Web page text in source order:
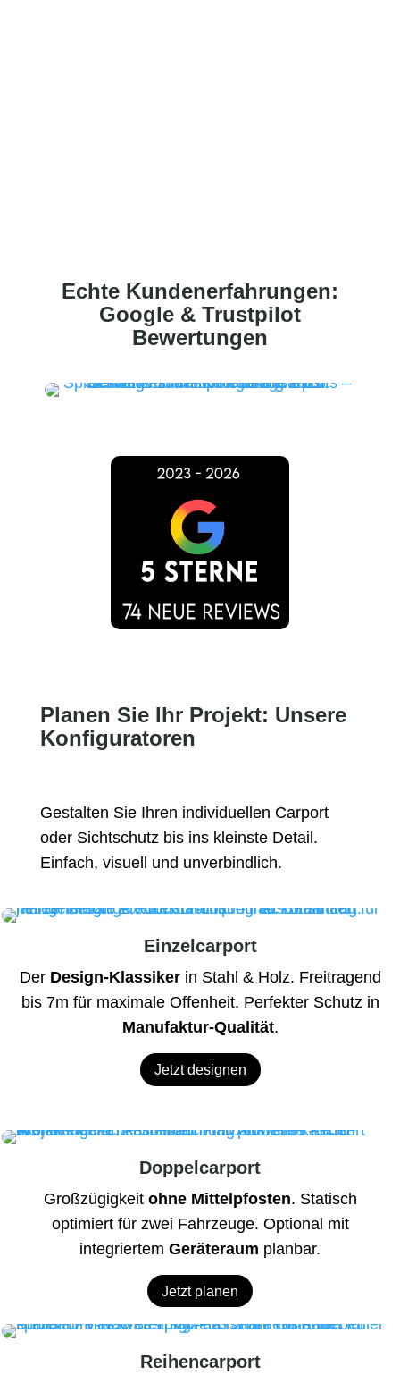
Echte Kundenerfahrungen:
Google & Trustpilot
Bewertungen
Planen Sie Ihr Projekt: Unsere
Konfiguratoren
Gestalten Sie Ihren individuellen Carport
oder Sichtschutz bis ins kleinste Detail.
Einfach, visuell und unverbindlich.
Einzelcarport
Der Design-Klassikerin Stahl & Holz. Freitragend
bis 7m für maximale Offenheit. Perfekter Schutz in
Manufaktur-Qualität.
Jetzt designen
Doppelcarport
Großzügigkeit ohne Mittelpfosten. Statisch
optimiert für zwei Fahrzeuge. Optional mit
integriertem Geräteraum planbar.
Jetzt planen
Reihencarport